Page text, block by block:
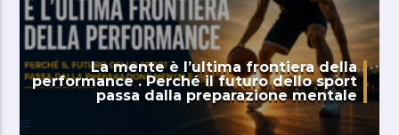
La mente è l’ultima frontiera della
performance . Perché il futuro dello sport
passa dalla preparazione mentale